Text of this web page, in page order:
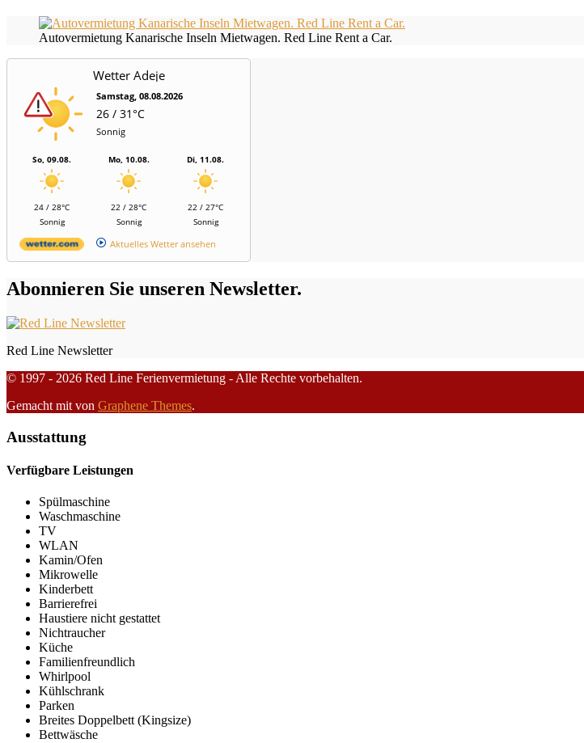
Autovermietung Kanarische Inseln Mietwagen. Red Line Rent a Car.
Wetter Adeje
Samstag, 08.08.2026
26 / 31°C
Sonnig
So, 09.08.
24 / 28°C
Sonnig
Mo, 10.08.
22 / 28°C
Sonnig
Di, 11.08.
22 / 27°C
Sonnig
Aktuelles Wetter ansehen
Abonnieren Sie unseren Newsletter.
Red Line Newsletter
© 1997 - 2026 Red Line Ferienvermietung - Alle Rechte vorbehalten.
Gemacht mit von Graphene Themes.
Ausstattung
Verfügbare Leistungen
Spülmaschine
Waschmaschine
TV
WLAN
Kamin/Ofen
Mikrowelle
Kinderbett
Barrierefrei
Haustiere nicht gestattet
Nichtraucher
Küche
Familienfreundlich
Whirlpool
Kühlschrank
Parken
Breites Doppelbett (Kingsize)
Bettwäsche